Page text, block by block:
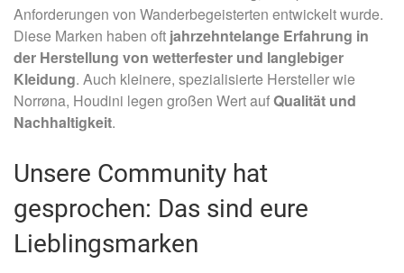
Anforderungen von Wanderbegeisterten entwickelt wurde.
Diese Marken haben oft jahrzehntelange Erfahrung in
der Herstellung von wetterfester und langlebiger
Kleidung. Auch kleinere, spezialisierte Hersteller wie
Norrøna, Houdini legen großen Wert aufQualität und
Nachhaltigkeit.
Unsere Community hat
gesprochen: Das sind eure
Lieblingsmarken